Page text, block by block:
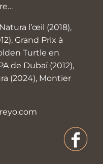
l’œil (2018),
Grand Prix à
Turtle en
de Dubaï (2012),
(2024), Montier